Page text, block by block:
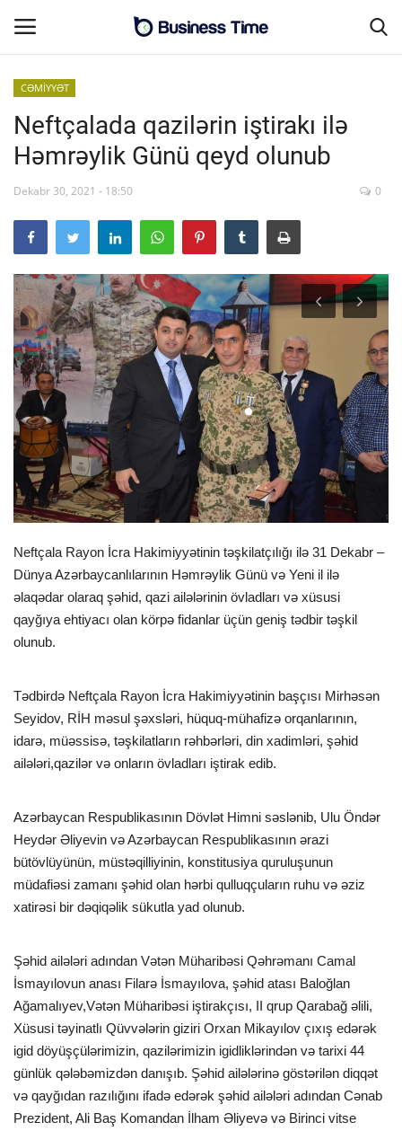
Əsas səhifə
MALİYYƏ-BİZNES
SƏNAYE-İNFRASTRUKTUR
CƏMİYYƏT
ENERGETİKA
SİYASƏT
İDMAN
FORMULA 1
ANALİTİKA
Multimedia
CƏMİYYƏT
Neftçalada qazilərin iştirakı ilə
Həmrəylik Günü qeyd olunub
Dekabr 30, 2021 - 18:50 0
Neftçala Rayon İcra Hakimiyyətinin təşkilatçılığı ilə 31 Dekabr –
Dünya Azərbaycanlılarının Həmrəylik Günü və Yeni il ilə
əlaqədar olaraq şəhid, qazi ailələrinin övladları və xüsusi
qayğıya ehtiyacı olan körpə fidanlar üçün geniş tədbir təşkil
olunub.
Tədbirdə Neftçala Rayon İcra Hakimiyyətinin başçısı Mirhəsən
Seyidov, RİH məsul şəxsləri, hüquq-mühafizə orqanlarının,
idarə, müəssisə, təşkilatların rəhbərləri, din xadimləri, şəhid
ailələri,qazilər və onların övladları iştirak edib.
Azərbaycan Respublikasının Dövlət Himni səslənib, Ulu Öndər
Heydər Əliyevin və Azərbaycan Respublikasının ərazi
bütövlüyünün, müstəqilliyinin, konstitusiya quruluşunun
müdafiəsi zamanı şəhid olan hərbi qulluqçuların ruhu və əziz
xatirəsi bir dəqiqəlik sükutla yad olunub.
Şəhid ailələri adından Vətən Müharibəsi Qəhrəmanı Camal
İsmayılovun anası Filarə İsmayılova, şəhid atası Baloğlan
Ağamalıyev,Vətən Müharibəsi iştirakçısı, II qrup Qarabağ əlili,
Xüsusi təyinatlı Qüvvələrin giziri Orxan Mikayılov çıxış edərək
igid döyüşçülərimizin, qazilərimizin igidliklərindən və tarixi 44
günlük qələbəmizdən danışıb. Şəhid ailələrinə göstərilən diqqət
və qayğıdan razılığını ifadə edərək şəhid ailələri adından Cənab
Prezident, Ali Baş Komandan İlham Əliyevə və Birinci vitse